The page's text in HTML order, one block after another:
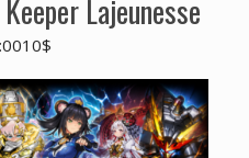
Lajeunesse
10$